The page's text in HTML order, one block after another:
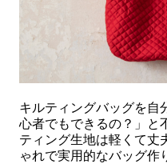
キルティングバッグを自
心者でもできるの？」と
ティング生地は軽くて丈
ゃれで実用的なバッグ作